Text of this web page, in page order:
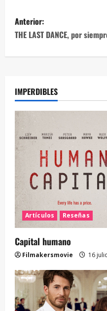
Anterior:
THE LAST DANCE, por
IMPERDIBLES
Artículos Reseñas
Capital humano
Filmakersmovie 16